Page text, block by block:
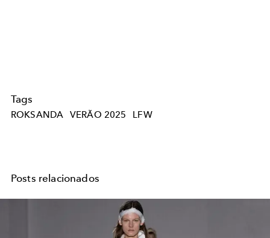
Tags
ROKSANDA VERÃO 2025 LFW
Posts relacionados